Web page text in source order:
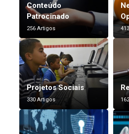
Conteúdo
Patrocinado
256 Artigos
Projetos Sociais
330 Artigos